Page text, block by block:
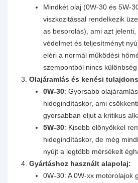
Mindkét olaj (0W-30 és 5W-
viszkozitással rendelkezik
as besorolás), ami azt
védelmet és teljesítményt
eléri a normál működési
szempontból nincs
Olajáramlás és kenési
0W-30: Gyorsabb
hidegindításkor, ami
gyorsabban eljut a kritikus
5W-30: Kisebb előnyökkel
hidegindításkor, de még
nyújt a legtöbb mérsékelt
Gyártáshoz használt alapolaj:
0W-30: A 0W-xx motorolajok